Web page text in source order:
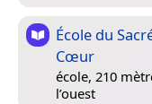
École du
Cœur
école, 210
l’ouest